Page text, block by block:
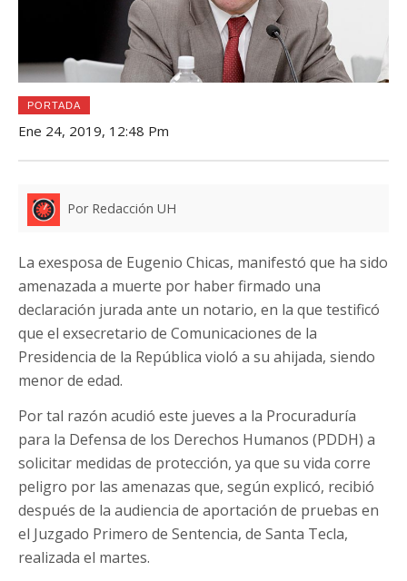
PORTADA
Ene 24, 2019, 12:48 Pm
Por Redacción UH
La exesposa de Eugenio Chicas, manifestó que ha sido
amenazada a muerte por haber firmado una
declaración jurada ante un notario, en la que testificó
que el exsecretario de Comunicaciones de la
Presidencia de la República violó a su ahijada, siendo
menor de edad.
Por tal razón acudió este jueves a la Procuraduría
para la Defensa de los Derechos Humanos (PDDH) a
solicitar medidas de protección, ya que su vida corre
peligro por las amenazas que, según explicó, recibió
después de la audiencia de aportación de pruebas en
el Juzgado Primero de Sentencia, de Santa Tecla,
realizada el martes.